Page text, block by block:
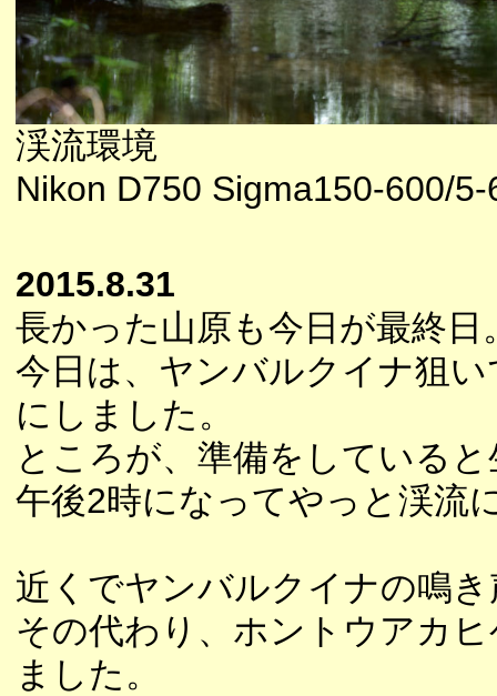
渓流環境
Nikon D750 Sigma150-600/5-
2015.8.31
長かった山原も今日が最終日
今日は、ヤンバルクイナ狙
にしました。
ところが、準備をしている
午後2時になってやっと渓流
近くでヤンバルクイナの鳴
その代わり、ホントウアカ
ました。